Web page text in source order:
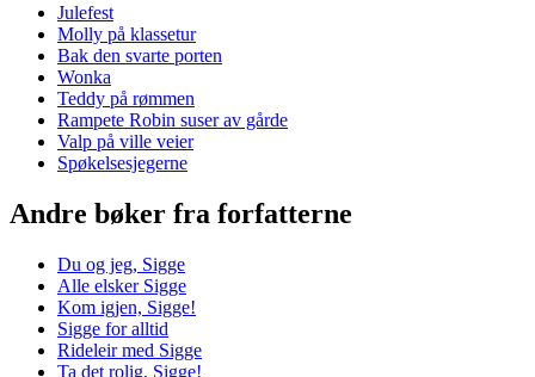
Julefest
Molly på klassetur
Bak den svarte porten
Wonka
Teddy på rømmen
Rampete Robin suser av gårde
Valp på ville veier
Spøkelsesjegerne
Andre bøker fra forfatterne
Du og jeg, Sigge
Alle elsker Sigge
Kom igjen, Sigge!
Sigge for alltid
Rideleir med Sigge
Ta det rolig, Sigge!